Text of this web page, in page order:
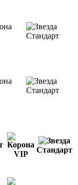
Стандарт
Стандарт
VIP Стандарт